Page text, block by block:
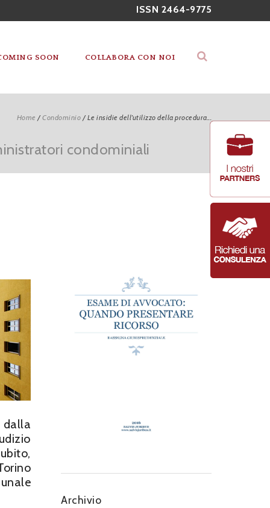
ISSN 2464-9775
SOON COLLABORA CON NOI
Home /Condominio /Le insidie dell’utilizzo della procedura...
condominiali
dalla
Archivio